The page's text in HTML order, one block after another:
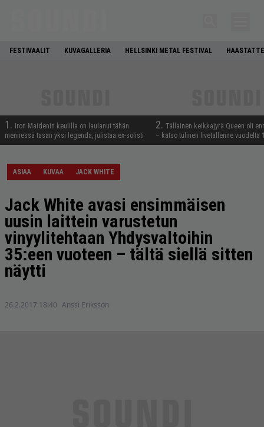
FESTIVAALIT KUVAGALLERIA HELLSINKI METAL FESTIVAL
1.
Iron Maidenin keulilla on laulanut tähän
mennessä tasan yksi legenda, julistaa ex-solisti
2. Tällainen keikkajyrä Queen oli
– katso tulinen livetallenne vuodelta
ASIAA KUVAA JACK WHITE
Jack White avasi ensimmäisen
uusin laittein varustetun
vinyylitehtaan Yhdysvaltoihin
35:een vuoteen – tältä siellä sitten
näytti
26.2.2017 18:40 Anssi Eriksson